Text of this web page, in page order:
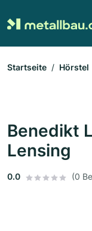
Startseite Hörstel
Benedikt
Lensing
0.0 (0